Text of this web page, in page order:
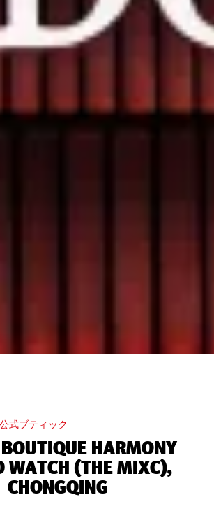
式ブティック
HARMONY
WATCH (THE MIXC),
CHONGQING‬